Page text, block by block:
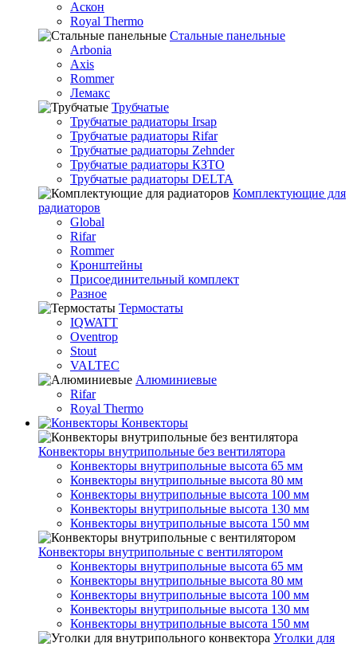
Аскон
Royal Thermo
Стальные панельные
Arbonia
Axis
Rommer
Лемакс
Трубчатые
Трубчатые радиаторы Irsap
Трубчатые радиаторы Rifar
Трубчатые радиаторы Zehnder
Трубчатые радиаторы КЗТО
Трубчатые радиаторы DELTA
Комплектующие для
радиаторов
Global
Rifar
Rommer
Кронштейны
Присоединительный комплект
Разное
Термостаты
IQWATT
Oventrop
Stout
VALTEC
Алюминиевые
Rifar
Royal Thermo
Конвекторы
Конвекторы внутрипольные без вентилятора
Конвекторы внутрипольные высота 65 мм
Конвекторы внутрипольные высота 80 мм
Конвекторы внутрипольные высота 100 мм
Конвекторы внутрипольные высота 130 мм
Конвекторы внутрипольные высота 150 мм
Конвекторы внутрипольные с вентилятором
Конвекторы внутрипольные высота 65 мм
Конвекторы внутрипольные высота 80 мм
Конвекторы внутрипольные высота 100 мм
Конвекторы внутрипольные высота 130 мм
Конвекторы внутрипольные высота 150 мм
Уголки для